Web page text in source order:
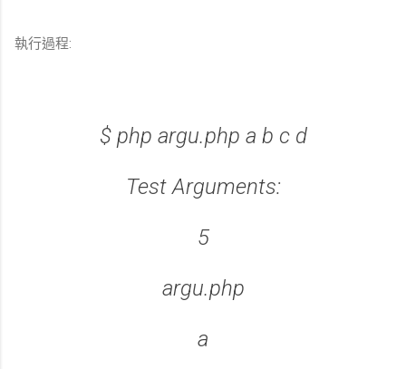
執行過程:
$ php argu.php a b c d
Test Arguments:
5
argu.php
a